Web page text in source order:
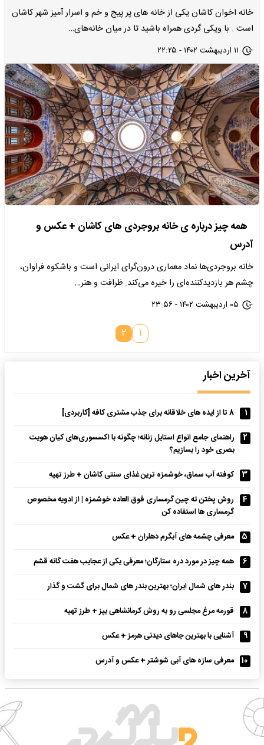
خانه اخوان کاشان یکی از خانه های پر پیج و خم و اسرار آمیز شهر کاشان
است . با ویکی گردی همراه باشید تا در میان خانه‌های…
۱۱ اردیبهشت ۱۴۰۲ - ۲۲:۲۵
همه چیز درباره ی خانه بروجردی های کاشان + عکس و
آدرس
خانه بروجردی‌ها نماد معماری درون‌گرای ایرانی است و باشکوه فراوان،
چشم هر بازدیدکننده‌ای را خیره می‌کند. ظرافت و هنر…
۰۵ اردیبهشت ۱۴۰۲ - ۲۳:۵۶
۱ ۲
آخرین اخبار
1
8 تا از ایده های خلاقانه برای جذب مشتری کافه [کاربردی]
2
راهنمای جامع انواع استایل زنانه؛ چگونه با اکسسوری‌های کیان هویت
بصری خود را بسازیم؟
3
کوفته آب سماق، خوشمزه ترین غذای سنتی کاشان + طرز تهیه
4
روش پختن ته چین گرمساری فوق العاده خوشمزه | از ادویه مخصوص
گرمساری ها استفاده کن
5
معرفی چشمه های آبگرم دهلران + عکس
6
همه چیز در مورد دره ستارگان؛ معرفی یکی از عجایب هفت گانه قشم
7
بندر های شمال ایران؛ بهترین بندر های شمال برای گشت و گذار
8
قورمه مرغ مجلسی رو به روش کرمانشاهی بپز + طرز تهیه
9
آشنایی با بهترین جاهای دیدنی هرمز + عکس
10
معرفی سازه های آبی شوشتر + عکس و آدرس